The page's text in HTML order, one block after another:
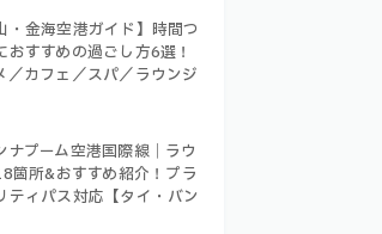
・金海空港ガイド】時間つ
おすすめの過ごし方6選！
／カフェ／スパ／ラウンジ
ナプーム空港国際線｜ラウ
箇所&おすすめ紹介！プラ
ティパス対応【タイ・バン